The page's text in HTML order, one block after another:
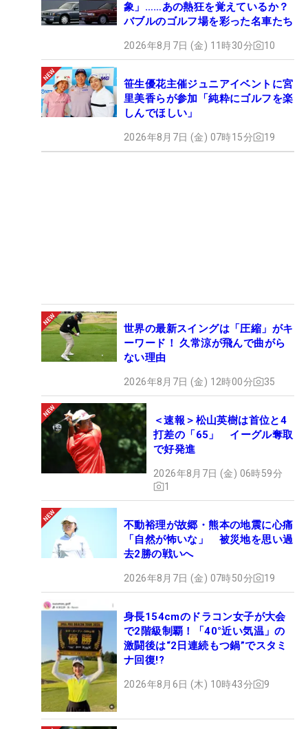
象」……あの熱狂を覚えているか？
バブルのゴルフ場を彩った名車たち
2026年8月7日 (金) 11時30分 10
笹生優花主催ジュニアイベントに宮
里美香らが参加「純粋にゴルフを楽
しんでほしい」
2026年8月7日 (金) 07時15分 19
世界の最新スイングは「圧縮」がキ
ーワード！ 久常涼が飛んで曲がら
ない理由
2026年8月7日 (金) 12時00分 35
＜速報＞松山英樹は首位と4
打差の「65」 イーグル奪取
で好発進
2026年8月7日 (金) 06時59分
1
不動裕理が故郷・熊本の地震に心痛
「自然が怖いな」 被災地を思い過
去2勝の戦いへ
2026年8月7日 (金) 07時50分 19
身長154cmのドラコン女子が大会
で2階級制覇！「40°近い気温」の
激闘後は“2日連続もつ鍋”でスタミ
ナ回復!?
2026年8月6日 (木) 10時43分 9